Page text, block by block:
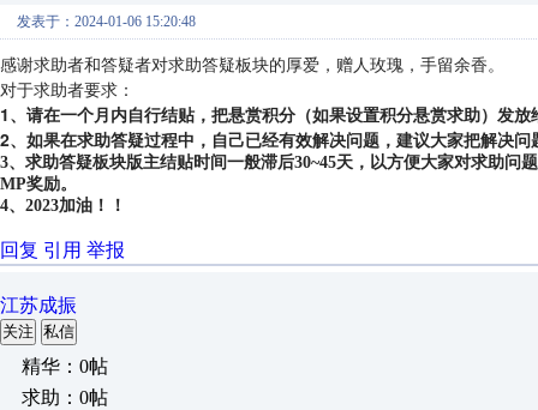
发表于：2024-01-06 15:20:48
感谢求助者和答疑者对求助答疑板块的厚爱，赠人玫瑰，手留余香。
对于求助者要求：
1、请在一个月内自行结贴，把悬赏积分（如果设置积分悬赏求助）发放
2、如果在求助答疑过程中，自己已经有效解决问题，建议大家把解决
3、求助答疑板块版主结贴时间一般滞后30~45天，以方便大家对求助
MP奖励。
4、2023加油！！
回复 引用 举报
江苏成振
关注 私信
精华：0帖
求助：0帖